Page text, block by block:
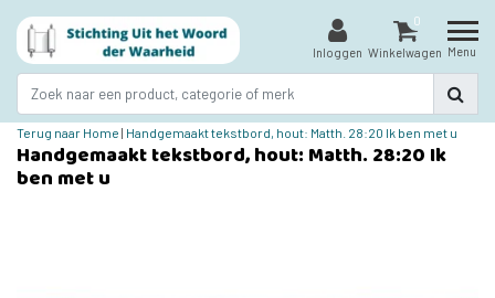
Inloggen
0
Winkelwagen Menu
Terug naar Home | Handgemaakt tekstbord, hout: Matth. 28:20 Ik ben met u
Handgemaakt tekstbord, hout: Matth. 28:20 Ik
ben met u